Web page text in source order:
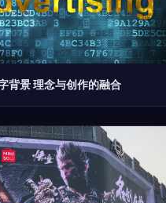
背景 理念与创作的融合